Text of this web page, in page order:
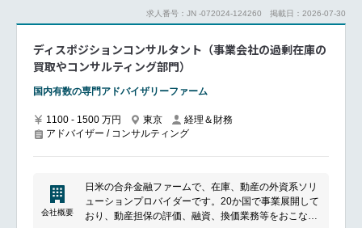
求人番号：JN -072024-124260 掲載日：2026-07-30
ディスポジションコンサルタント（事業会社の過剰在庫の
買取やコンサルティング部門）
国内有数の専門アドバイザリーファーム
1100 - 1500 万円 東京
経理＆財務
アドバイザー / コンサルティング
会社概要
日米の合弁金融ファームで、在庫、動産の外資系ソリ
ューションプロバイダーです。20か国で事業展開して
おり、動産担保の評価、融資、換価業務等をおこなっ